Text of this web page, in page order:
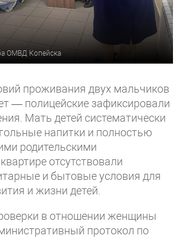
ОМВД Копейска
проживания двух мальчиков
— полицейские зафиксировали
Мать детей систематически
напитки и полностью
родительскими
отсутствовали
и бытовые условия для
и жизни детей.
в отношении женщины
протокол по